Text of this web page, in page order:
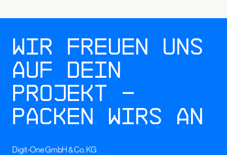
Wir freuen uns
auf dein
Projekt –
packen wirs an
Digit-One GmbH & Co. KG